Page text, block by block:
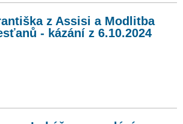
z Assisi a Modlitba
- kázání z 6.10.2024